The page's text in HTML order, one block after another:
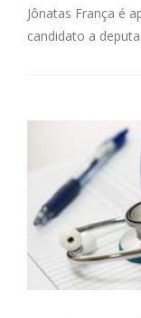
Jônatas França é
candidato a